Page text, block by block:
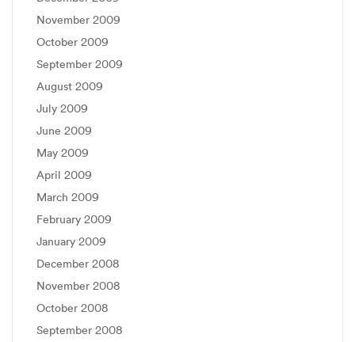
November 2009
October 2009
September 2009
August 2009
July 2009
June 2009
May 2009
April 2009
March 2009
February 2009
January 2009
December 2008
November 2008
October 2008
September 2008